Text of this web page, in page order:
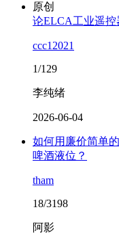
原创
论ELCA工业遥控
ccc12021
1/129
李纯绪
2026-06-04
如何用廉价简单
啤酒液位？
tham
18/3198
阿影